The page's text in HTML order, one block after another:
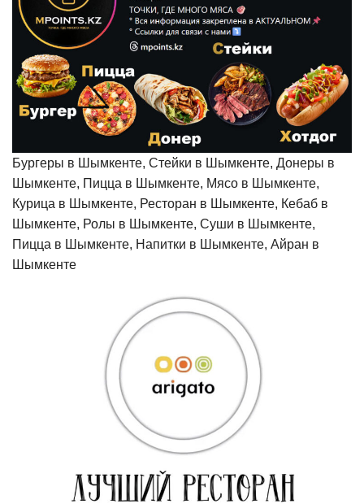
Бургеры в Шымкенте, Стейки в Шымкенте, Донеры в
Шымкенте, Пицца в Шымкенте, Мясо в Шымкенте,
Курица в Шымкенте, Ресторан в Шымкенте, Кебаб в
Шымкенте, Ролы в Шымкенте, Суши в Шымкенте,
Пицца в Шымкенте, Напитки в Шымкенте, Айран в
Шымкенте